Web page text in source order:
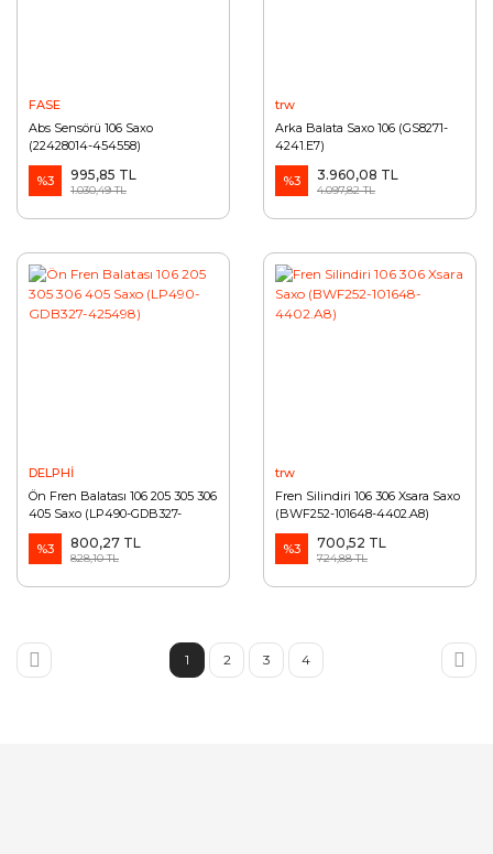
FASE
Abs Sensörü 106 Saxo
(22428014-454558)
%3 995,85 TL
1.030,49 TL
trw
Arka Balata Saxo 106 (GS8271-
4241.E7)
%3 3.960,08 TL
4.097,82 TL
DELPHİ
Ön Fren Balatası 106 205 305 306
405 Saxo (LP490-GDB327-
425498)
%3
800,27 TL
828,10 TL
trw
Fren Silindiri 106 306 Xsara Saxo
(BWF252-101648-4402.A8)
%3 700,52 TL
724,88 TL
1 2 3 4